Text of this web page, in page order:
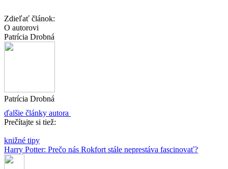
Zdieľať článok:
O autorovi
Patrícia Drobná
Patrícia Drobná
ďalšie články autora
Prečítajte si tiež:
knižné tipy
Harry Potter: Prečo nás Rokfort stále neprestáva fascinovať?